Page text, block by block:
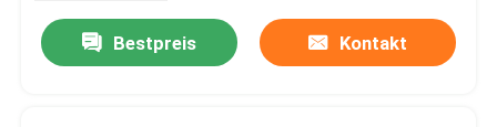
Bestpreis Kontakt